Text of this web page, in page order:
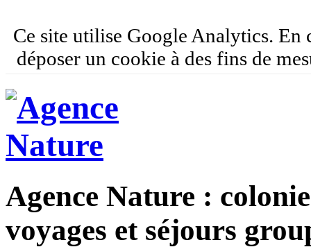
Ce site utilise Google Analytics. En
déposer un cookie à des fins de
Agence Nature :
voyages et séjours